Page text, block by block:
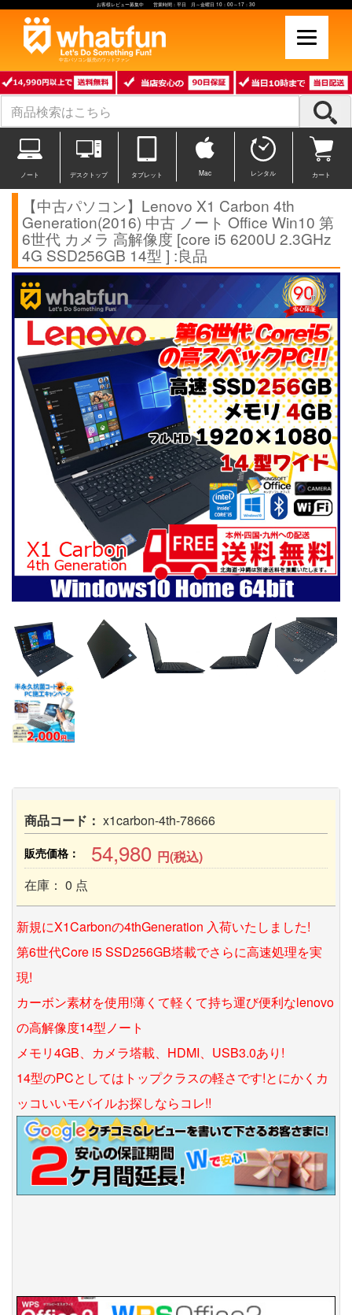
お客様レビュー募集中 営業時間：平日 月～金曜日 10：00～17：30
中古パソコン販売のワットファン
ノート デスクトップ タブレット Mac レンタル カート
【中古パソコン】Lenovo X1 Carbon 4th
Generation(2016) 中古 ノート Office Win10 第
6世代 カメラ 高解像度 [core i5 6200U 2.3GHz
4G SSD256GB 14型 ] :良品
商品コード： x1carbon-4th-78666
販売価格： 54,980 円(税込)
在庫： 0 点
新規にX1Carbonの4thGeneration 入荷いたしました!
第6世代Core i5 SSD256GB塔載でさらに高速処理を実
現!
カーボン素材を使用!薄くて軽くて持ち運び便利なlenovo
の高解像度14型ノート
メモリ4GB、カメラ塔載、HDMI、USB3.0あり!
14型のPCとしてはトップクラスの軽さです!とにかくカ
ッコいいモバイルお探しならコレ!!